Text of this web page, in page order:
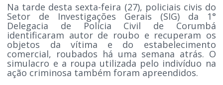
Na tarde desta sexta-feira (27), policiais civis do
Setor de Investigações Gerais (SIG) da 1°
Delegacia de Polícia Civil de Corumbá
identificaram autor de roubo e recuperam os
objetos da vítima e do estabelecimento
comercial, roubados há uma semana atrás. O
simulacro e a roupa utilizada pelo indivíduo na
ação criminosa também foram apreendidos.